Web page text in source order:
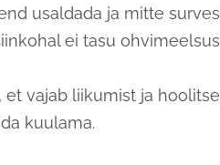
usaldada ja mitte
ei tasu
vajab liikumist ja
kuulama.